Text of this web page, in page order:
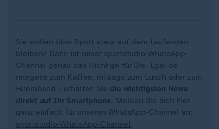
Sie wollen über Sport stets auf dem Laufenden
bleiben? Dann ist unser sportstudio-WhatsApp-
Channel genau das Richtige für Sie. Egal ob
morgens zum Kaffee, mittags zum Lunch oder zum
Feierabend - erhalten Sie die wichtigsten News
direkt auf Ihr Smartphone. Melden Sie sich hier
ganz einfach für unseren WhatsApp-Channel an:
sportstudio-WhatsApp-Channel.